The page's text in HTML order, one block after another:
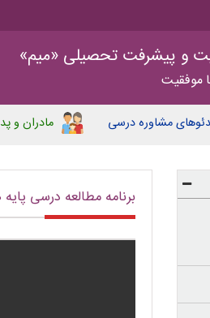
و پیشرفت تحصیلی «میم»
موفقیت
مشاوره درسی مادران و
برنامه مطالعه درسی پایه هفتم 12 الی